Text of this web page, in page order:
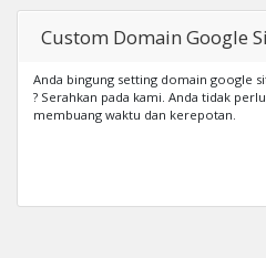
Custom Domain Google
Anda bingung setting domain google
? Serahkan pada kami. Anda tidak perlu
membuang waktu dan kerepotan.